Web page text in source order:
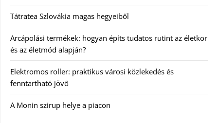
Tátratea Szlovákia magas hegyeiből
Arcápolási termékek: hogyan építs tudatos rutint az életkor
és az életmód alapján?
Elektromos roller: praktikus városi közlekedés és
fenntartható jövő
A Monin szirup helye a piacon